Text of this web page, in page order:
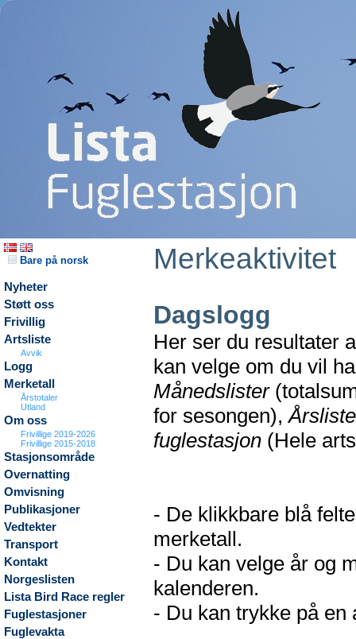
Bare på norsk
Nyheter
Støtt oss
Frivillig
Artsliste
Avvik
Logg
Merketall
Årstotaler
Utland
Om oss
Frivillige 2019-2026
Frivillige 2015-2018
Stasjonsområde
Overnatting
Omvisning
Publikasjoner
Vedtekter
Transport
Kontakt
Norgeslisten
Lista Bird Race regler
Fuglestasjoner
Fuglevakta
Merkeaktivitet
Dagslogg
Her ser du resultater
kan velge om du vil
Månedslister
for sesongen),
fuglestasjon (Hele
- De klikkbare blå
merketall.
- Du kan velge år og
kalenderen.
- Du kan trykke på en